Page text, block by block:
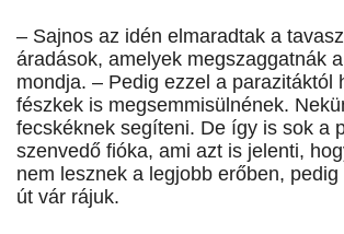
– Sajnos az idén elmaradtak a
áradások, amelyek megszaggatnák
mondja. – Pedig ezzel a parazitáktól
fészkek is megsemmisülnének.
fecskéknek segíteni. De így is sok a
szenvedő fióka, ami azt is jelenti,
nem lesznek a legjobb erőben,
út vár rájuk.